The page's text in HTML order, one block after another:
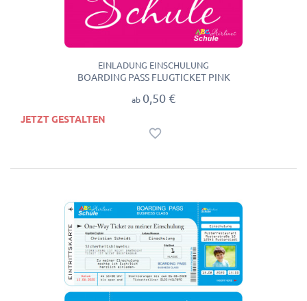
EINLADUNG EINSCHULUNG
BOARDING PASS FLUGTICKET PINK
ab 0,50 €
JETZT GESTALTEN